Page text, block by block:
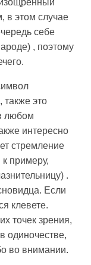
в этом случае
себе
, поэтому
также это
любом
интересно
стремление
к примеру,
.
Если
клевете.
точек зрения,
одиночестве,
во внимании.